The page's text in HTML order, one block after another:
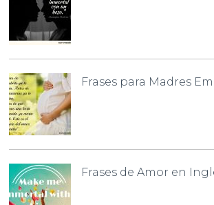
Frases para Madres
Frases de Amor en